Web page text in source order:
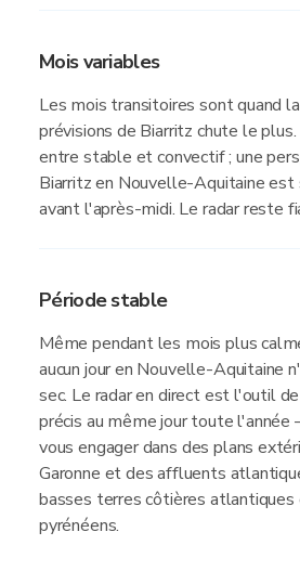
Mois variables
Les mois transitoires sont quand
prévisions de Biarritz chute le
entre stable et convectif ; une
Biarritz en Nouvelle-Aquitaine
avant l'après-midi. Le radar reste
Période stable
Même pendant les mois plus
aucun jour en Nouvelle-Aquitaine
sec. Le radar en direct est l'outil
précis au même jour toute
vous engager dans des plans
Garonne et des affluents
basses terres côtières
pyrénéens.